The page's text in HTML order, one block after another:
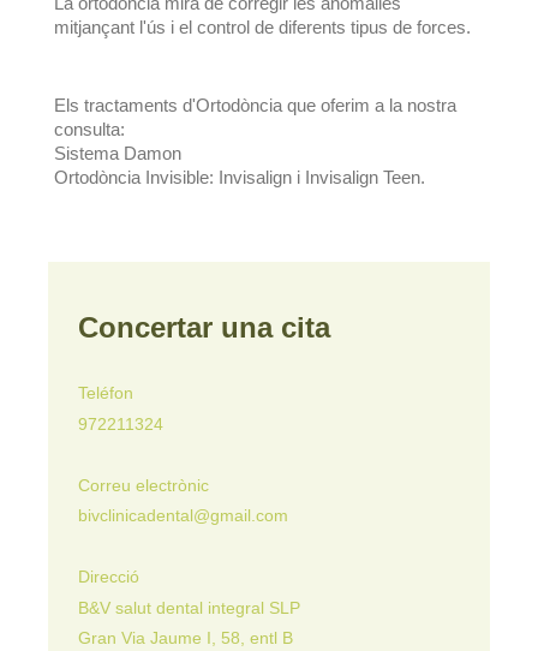
mitjançant l'ús i el control de diferents tipus de forces.
Els tractaments d'Ortodòncia que oferim a la nostra
consulta:
Sistema Damon
Ortodòncia Invisible: Invisalign i Invisalign Teen.
Concertar una cita
Teléfon
972211324
Correu electrònic
bivclinicadental@gmail.com
Direcció
B&V salut dental integral SLP
Gran Via Jaume I, 58, entl B